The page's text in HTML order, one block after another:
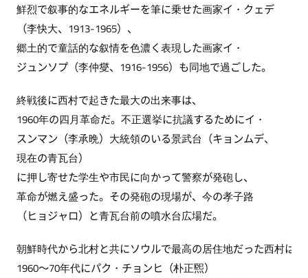
鮮烈で叙事的なエネルギーを筆に乗せた画家イ・クェデ
（李快大、1913-1965）、
郷土的で童話的な叙情を色濃く表現した画家イ・
ジュンソプ（李仲燮、1916-1956）も同地で過ごした。
終戦後に西村で起きた最大の出来事は、
1960年の四月革命だ。不正選挙に抗議するためにイ・
スンマン（李承晩）大統領のいる景武台（キョンムデ、
現在の青瓦台）
に押し寄せた学生や市民に向かって警察が発砲し、
革命が燃え盛った。その発砲の現場が、今の孝子路
（ヒョジャロ）と青瓦台前の噴水台広場だ。
朝鮮時代から北村と共にソウルで最高の居住地だった西村は、
1960～70年代にパク・チョンヒ（朴正煕）